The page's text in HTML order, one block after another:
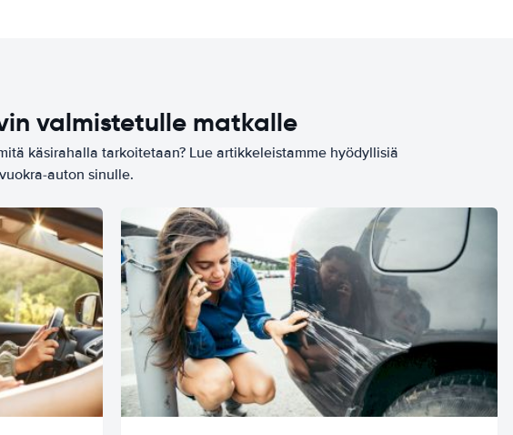
valmistetulle matkalle
käsirahalla tarkoitetaan? Lue artikkeleistamme hyödyllisiä
auton sinulle.